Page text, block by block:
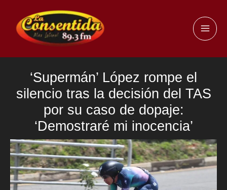
contenido
‘Supermán’ López rompe el
silencio tras la decisión del TAS
por su caso de dopaje:
‘Demostraré mi inocencia’